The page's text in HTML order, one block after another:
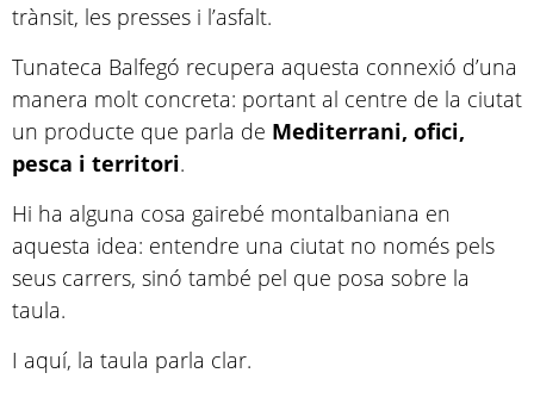
trànsit, les presses i l’asfalt.
Tunateca Balfegó recupera aquesta connexió d’una
manera molt concreta: portant al centre de la ciutat
un producte que parla de Mediterrani, ofici,
pesca i territori.
Hi ha alguna cosa gairebé montalbaniana en
aquesta idea: entendre una ciutat no només pels
seus carrers, sinó també pel que posa sobre la
taula.
I aquí, la taula parla clar.